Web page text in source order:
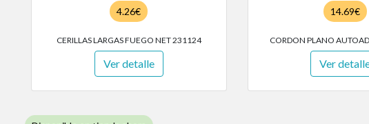
4.26€
CERILLAS LARGAS FUEGO NET 231124
Ver detalle
14.69€
CORDON PLANO
Ver